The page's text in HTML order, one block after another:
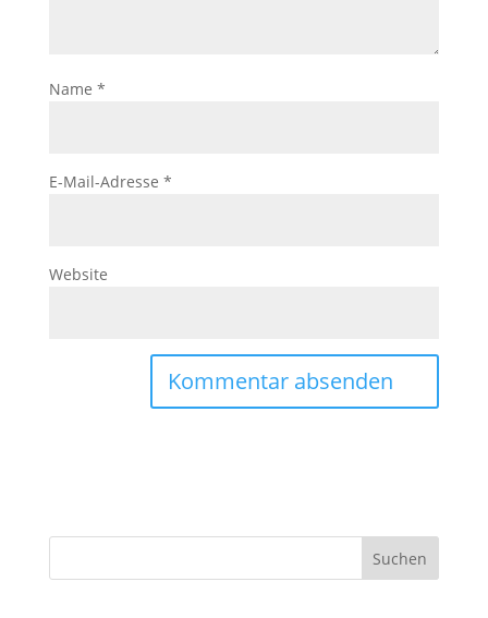
Name *
E-Mail-Adresse *
Website
Suchen